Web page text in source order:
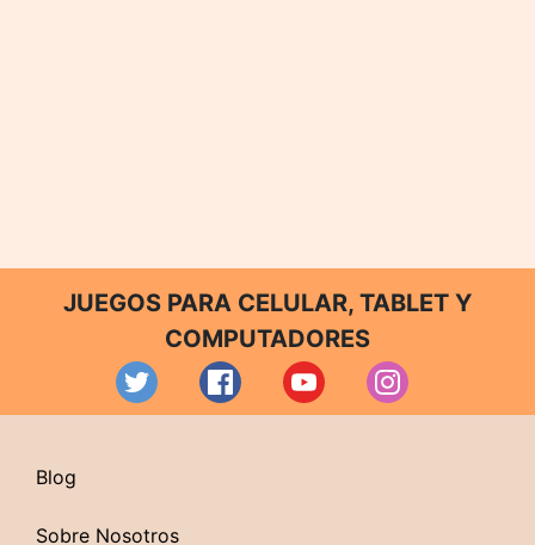
JUEGOS PARA CELULAR, TABLET Y
COMPUTADORES
Blog
Sobre Nosotros